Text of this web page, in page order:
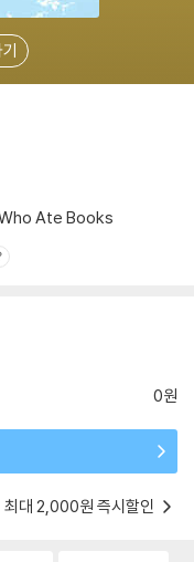
Ate Books
0원
최대 2,000원 즉시할인